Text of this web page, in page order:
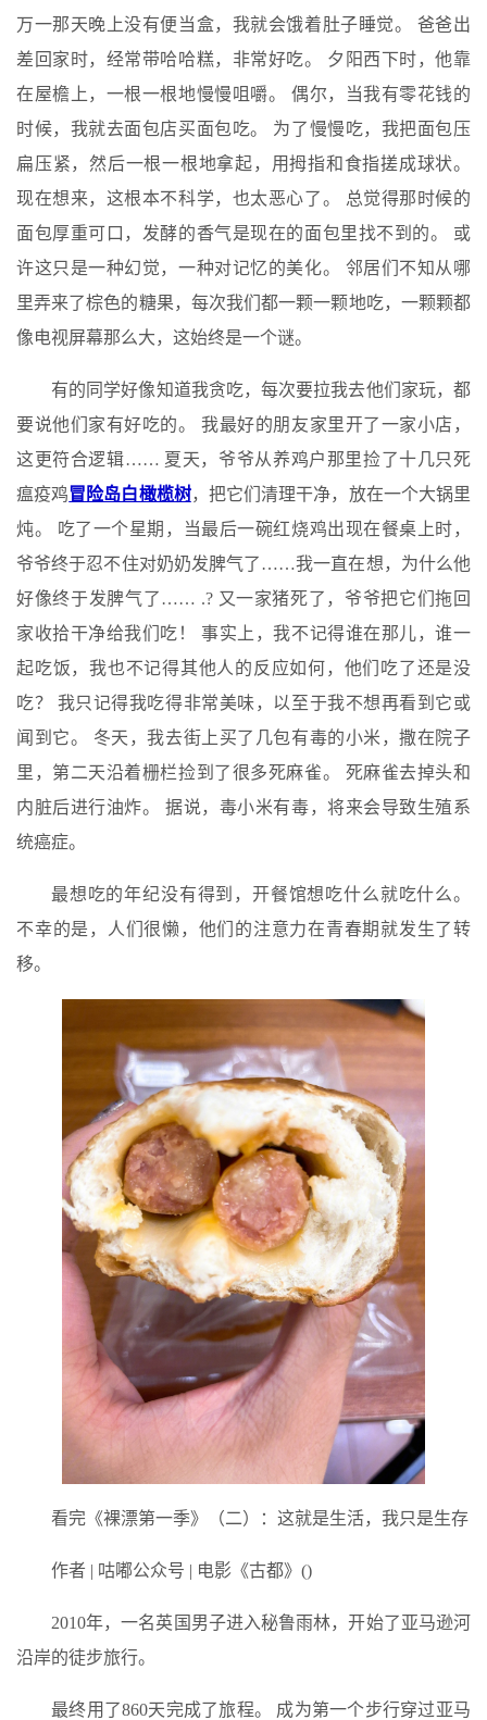
万一那天晚上没有便当盒，我就会饿着肚子睡觉。 爸爸出
差回家时，经常带哈哈糕，非常好吃。 夕阳西下时，他靠
在屋檐上，一根一根地慢慢咀嚼。 偶尔，当我有零花钱的
时候，我就去面包店买面包吃。 为了慢慢吃，我把面包压
扁压紧，然后一根一根地拿起，用拇指和食指搓成球状。
现在想来，这根本不科学，也太恶心了。 总觉得那时候的
面包厚重可口，发酵的香气是现在的面包里找不到的。 或
许这只是一种幻觉，一种对记忆的美化。 邻居们不知从哪
里弄来了棕色的糖果，每次我们都一颗一颗地吃，一颗颗都
像电视屏幕那么大，这始终是一个谜。
有的同学好像知道我贪吃，每次要拉我去他们家玩，都
要说他们家有好吃的。 我最好的朋友家里开了一家小店，
这更符合逻辑…… 夏天，爷爷从养鸡户那里捡了十几只死
瘟疫鸡冒险岛白橄榄树，把它们清理干净，放在一个大锅里
炖。 吃了一个星期，当最后一碗红烧鸡出现在餐桌上时，
爷爷终于忍不住对奶奶发脾气了……我一直在想，为什么他
好像终于发脾气了…… .? 又一家猪死了，爷爷把它们拖回
家收拾干净给我们吃！ 事实上，我不记得谁在那儿，谁一
起吃饭，我也不记得其他人的反应如何，他们吃了还是没
吃？ 我只记得我吃得非常美味，以至于我不想再看到它或
闻到它。 冬天，我去街上买了几包有毒的小米，撒在院子
里，第二天沿着栅栏捡到了很多死麻雀。 死麻雀去掉头和
内脏后进行油炸。 据说，毒小米有毒，将来会导致生殖系
统癌症。
最想吃的年纪没有得到，开餐馆想吃什么就吃什么。
不幸的是，人们很懒，他们的注意力在青春期就发生了转
移。
看完《裸漂第一季》（二）：这就是生活，我只是生存
作者 | 咕嘟公众号 | 电影《古都》()
2010年，一名英国男子进入秘鲁雨林，开始了亚马逊河
沿岸的徒步旅行。
最终用了860天完成了旅程。 成为第一个步行穿过亚马